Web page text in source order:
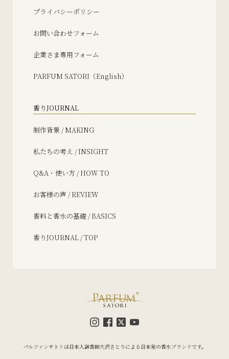
プライバシーポリシー
お問い合わせフォーム
企業さま専用フォーム
PARFUM SATORI（English）
香りJOURNAL
制作背景 / MAKING
私たちの考え / INSIGHT
Q&A・使い方 / HOW TO
お客様の声 / REVIEW
香料と香水の基礎 / BASICS
香りJOURNAL / TOP
パルファンサトリは日本人調香師大沢さとりによる日本発の香水ブランドです。